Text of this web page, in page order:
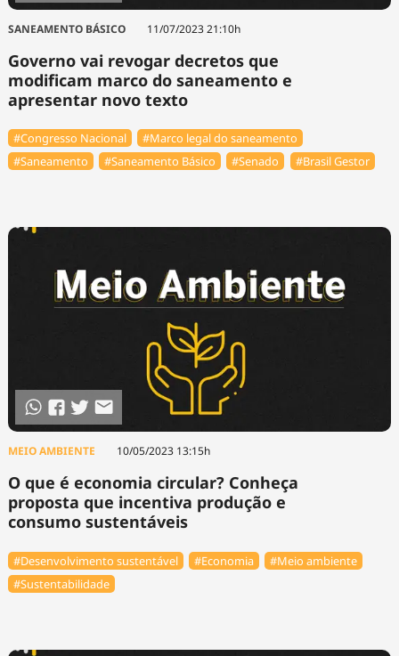
SANEAMENTO BÁSICO 11/07/2023 21:10h
Governo vai revogar decretos que
modificam marco do saneamento e
apresentar novo texto
#Congresso Nacional
#Marco legal do saneamento
#Saneamento
#Saneamento Básico #Senado #Brasil Gestor
MEIO AMBIENTE 10/05/2023 13:15h
O que é economia circular? Conheça
proposta que incentiva produção e
consumo sustentáveis
#Desenvolvimento sustentável #Economia
#Meio ambiente
#Sustentabilidade